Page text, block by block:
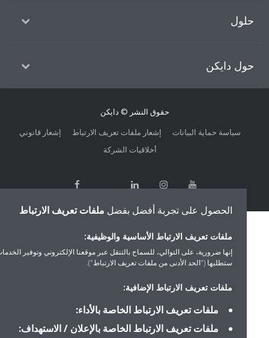
دايكن
حقوق النشر © دايكن
إشعار قانوني
إشعار ملفات تعريف الارتباط
سياسة حماية البيانات
أخلاقيات الشركة
الحصول على تجربة أفضل بفضلملفات تعريف الارتباط
ملفات تعريف الارتباط الأساسية والوظيفية:
إنها ضرورية، على التوالي، للسماح بالتنقل عبر موقعنا الإلكتروني وتوفير الخدمات التي
ستطلبها ("الحد الأدنى من ملفات تعريف الارتباط").
ملفات تعريف الارتباط الإضافية:
ملفات تعريف الارتباط الخاصة بالأداء:
ملفات تعريف الارتباط الخاصة بالإعلان / الاستهداف: